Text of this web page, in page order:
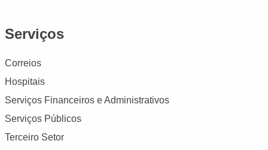
Serviços
Correios
Hospitais
Serviços Financeiros e Administrativos
Serviços Públicos
Terceiro Setor